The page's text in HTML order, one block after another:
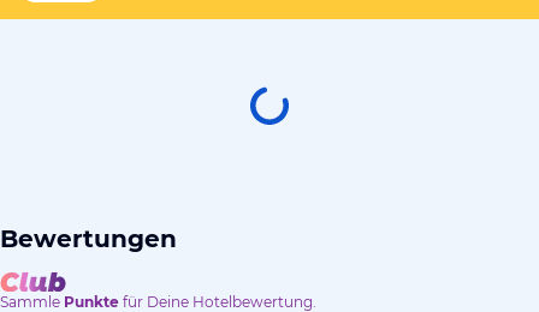
Bewertungen
Sammle Punkte für Deine Hotelbewertung.